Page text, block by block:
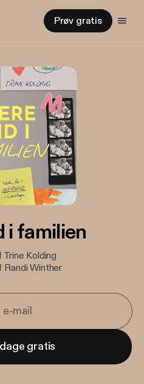
Prøv gratis
i familien
Kolding
Winther
gratis